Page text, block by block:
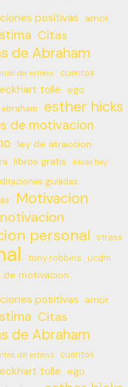
positivas
amor
Citas
de Abraham
del estress cuentos
eckhart tolle ego
esther hicks
de motivacion
ley de atraccion
libros gratis louise hay
guiadas
Motivacion
personal stress
tony robbins
ucdm
de motivacion
positivas
amor
Citas
de Abraham
del estress cuentos
eckhart tolle ego